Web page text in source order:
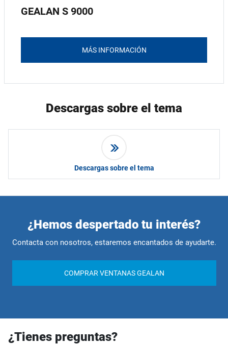
GEALAN S 9000
MÁS INFORMACIÓN
Descargas sobre el tema
Descargas sobre el tema
¿Hemos despertado tu interés?
Contacta con nosotros, estaremos encantados de ayudarte.
COMPRAR VENTANAS GEALAN
¿Tienes preguntas?